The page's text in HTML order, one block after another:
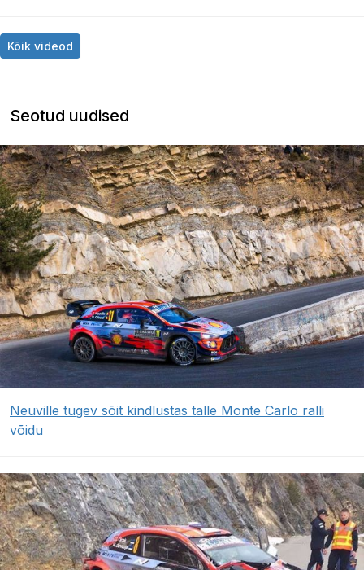
Kõik videod
Seotud uudised
Neuville tugev sõit kindlustas talle Monte Carlo ralli
võidu